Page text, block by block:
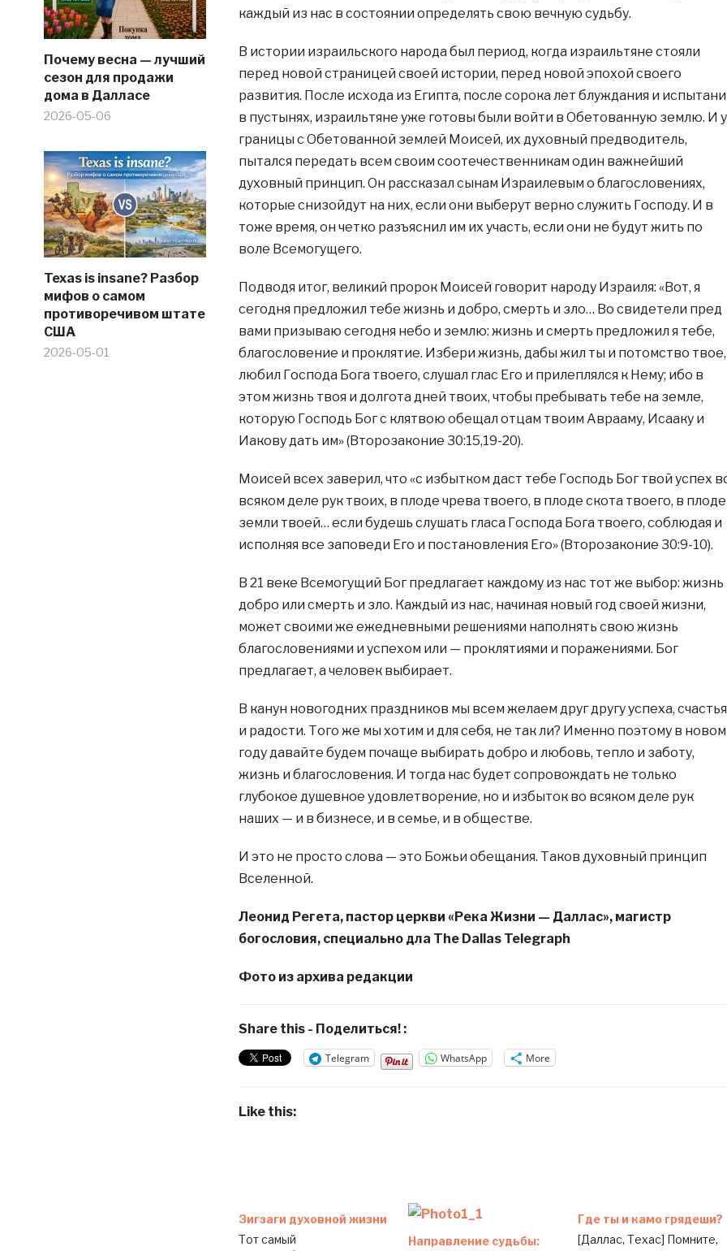
Почему весна — лучший
сезон для продажи
дома в Далласе
2026-05-06
Texas is insane? Разбор
мифов о самом
противоречивом штате
США
2026-05-01
каждый из нас в состоянии определять свою вечную судьбу.
В истории израильского народа был период, когда израильтяне стояли
перед новой страницей своей истории, перед новой эпохой своего
развития. После исхода из Египта, после сорока лет блуждания и
в пустынях, израильтяне уже готовы были войти в Обетованную землю. И у
границы с Обетованной землей Моисей, их духовный предводитель,
пытался передать всем своим соотечественникам один важнейший
духовный принцип. Он рассказал сынам Израилевым о благословениях,
которые снизойдут на них, если они выберут верно служить Господу. И в
тоже время, он четко разъяснил им их участь, если они не будут жить по
воле Всемогущего.
Подводя итог, великий пророк Моисей говорит народу Израиля: «Вот, я
сегодня предложил тебе жизнь и добро, смерть и зло… Во свидетели пред
вами призываю сегодня небо и землю: жизнь и смерть предложил я тебе,
благословение и проклятие. Избери жизнь, дабы жил ты и потомство твое,
любил Господа Бога твоего, слушал глас Его и прилеплялся к Нему; ибо в
этом жизнь твоя и долгота дней твоих, чтобы пребывать тебе на земле,
которую Господь Бог с клятвою обещал отцам твоим Аврааму, Исааку и
Иакову дать им» (Второзаконие 30:15,19-20).
Моисей всех заверил, что «с избытком даст тебе Господь Бог твой успех
всяком деле рук твоих, в плоде чрева твоего, в плоде скота твоего, в плоде
земли твоей… если будешь слушать гласа Господа Бога твоего, соблюдая и
исполняя все заповеди Его и постановления Его» (Второзаконие 30:9-10).
В 21 веке Всемогущий Бог предлагает каждому из нас тот же выбор: жизнь
добро или смерть и зло. Каждый из нас, начиная новый год своей жизни,
может своими же ежедневными решениями наполнять свою жизнь
благословениями и успехом или — проклятиями и поражениями. Бог
предлагает, а человек выбирает.
В канун новогодних праздников мы всем желаем друг другу успеха, счастья
и радости. Того же мы хотим и для себя, не так ли? Именно поэтому в новом
году давайте будем почаще выбирать добро и любовь, тепло и заботу,
жизнь и благословения. И тогда нас будет сопровождать не только
глубокое душевное удовлетворение, но и избыток во всяком деле рук
наших — и в бизнесе, и в семье, и в обществе.
И это не просто слова — это Божьи обещания. Таков духовный принцип
Вселенной.
Леонид Регета, пастор церкви «Река Жизни — Даллас», магистр
богословия, специально дла The Dallas Telegraph
Фото из архива редакции
Share this - Поделиться! :
Telegram WhatsApp More
Like this:
Зигзаги духовной жизни
Тот самый
Направление судьбы:
Где ты и камо грядеши?
[Даллас, Техас] Помните,